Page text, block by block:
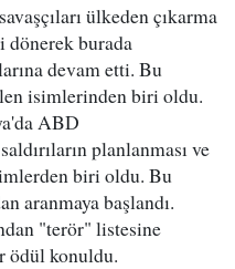
ülkeden çıkarma
dönerek burada
devam etti. Bu
isimlerinden biri oldu.
ABD
planlanması ve
biri oldu. Bu
aranmaya başlandı.
"terör" listesine
ödül konuldu.